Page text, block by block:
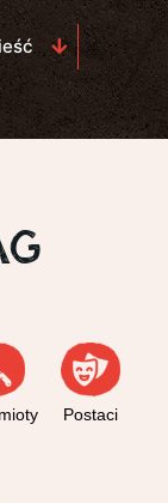
Postaci